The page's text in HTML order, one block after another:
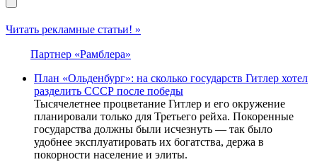
Читать рекламные статьи! »
Партнер «Рамблера»
План «Ольденбург»: на сколько государств Гитлер хотел
разделить СССР после победы
Тысячелетнее процветание Гитлер и его окружение
планировали только для Третьего рейха. Покоренные
государства должны были исчезнуть — так было
удобнее эксплуатировать их богатства, держа в
покорности население и элиты.